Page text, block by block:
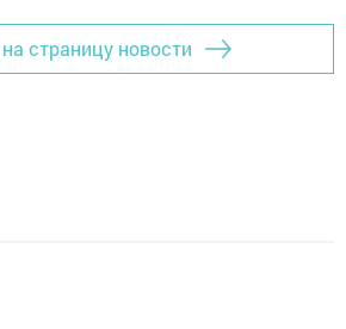
страницу новости